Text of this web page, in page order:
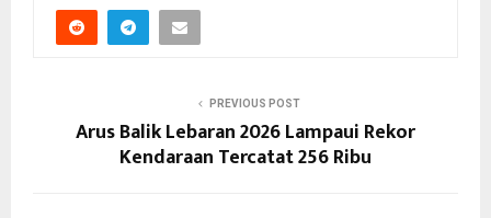
PREVIOUS POST
Arus Balik Lebaran 2026 Lampaui Rekor
Kendaraan Tercatat 256 Ribu